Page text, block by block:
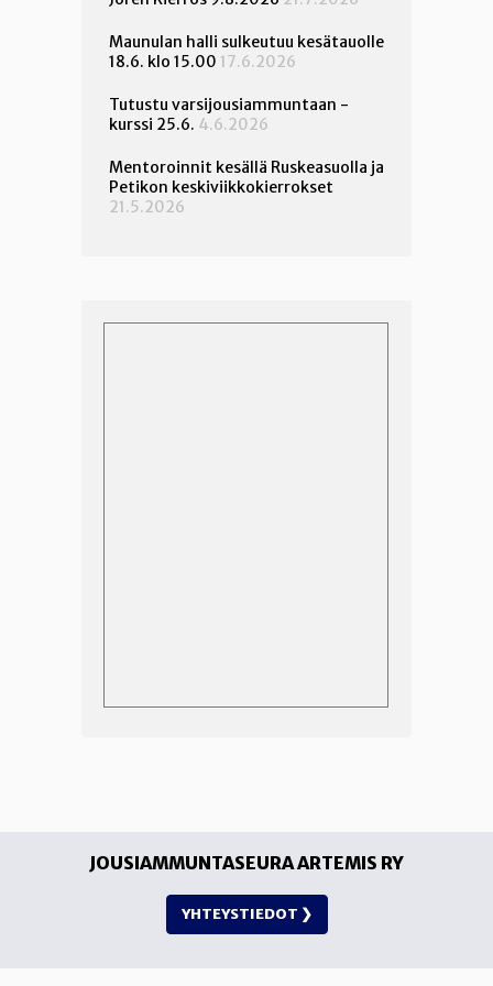
Maunulan halli sulkeutuu kesätauolle
18.6. klo 15.00 17.6.2026
Tutustu varsijousiammuntaan -
kurssi 25.6. 4.6.2026
Mentoroinnit kesällä Ruskeasuolla ja
Petikon keskiviikkokierrokset
21.5.2026
JOUSIAMMUNTASEURA ARTEMIS RY